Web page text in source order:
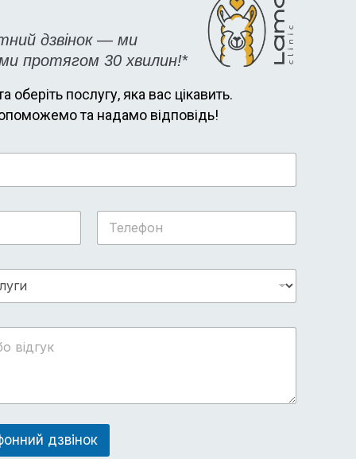
дзвінок — ми
протягом 30 хвилин!*
оберіть послугу, яка вас цікавить.
та надамо відповідь!
Т
л
н
дзвінок